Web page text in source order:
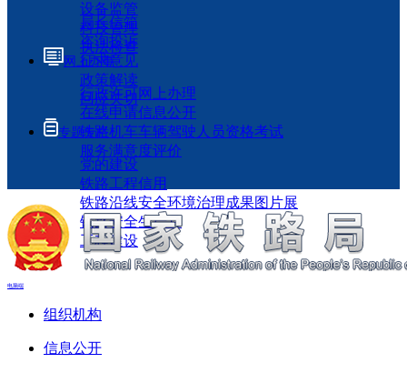
设备监管
科技管理
执法检查
局长信箱
咨询投诉
征求意见
政策解读
回应关切
网上办事
行政许可网上办理
在线申请信息公开
铁路机车车辆驾驶人员资格考试
服务满意度评价
专题专栏
党的建设
铁路工程信用
铁路沿线安全环境治理成果图片展
铁路安全生产月
工程建设
电脑端
组织机构
信息公开